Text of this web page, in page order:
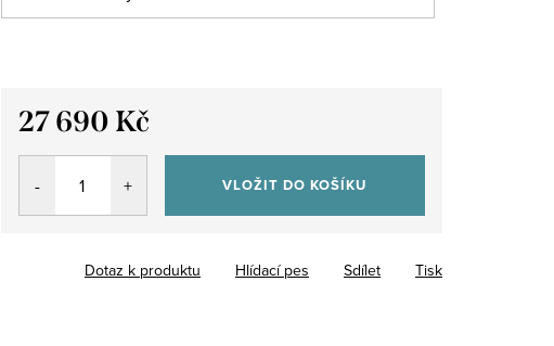
27 690 Kč
Měrná
VLOŽIT DO KOŠÍKU
Tisk
Dotaz k produktu Hlídací pes Sdílet